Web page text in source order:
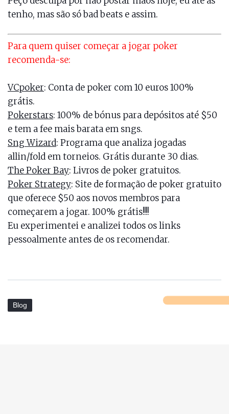
tenho, mas são só bad beats e assim.
Para quem quiser começar a jogar poker
recomenda-se:
VCpoker: Conta de poker com 10 euros 100%
grátis.
Pokerstars: 100% de bónus para depósitos até $50
e tem a fee mais barata em sngs.
Sng Wizard: Programa que analiza jogadas
allin/fold em torneios. Grátis durante 30 dias.
The Poker Bay: Livros de poker gratuitos.
Poker Strategy: Site de formação de poker gratuito
que oferece $50 aos novos membros para
começarem a jogar. 100% grátis!!!!
Eu experimentei e analizei todos os links
pessoalmente antes de os recomendar.
Blog